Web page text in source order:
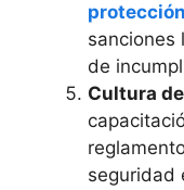
sanciones
de
Cultura
seguridad